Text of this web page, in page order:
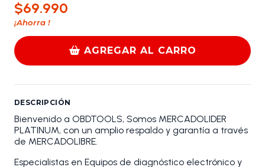
$69.990
¡Ahorra !
AGREGAR AL CARRO
DESCRIPCIÓN
Bienvenido a OBDTOOLS, Somos MERCADOLIDER
PLATINUM, con un amplio respaldo y garantía a través
de MERCADOLIBRE.
Especialistas en Equipos de diagnóstico electrónico y